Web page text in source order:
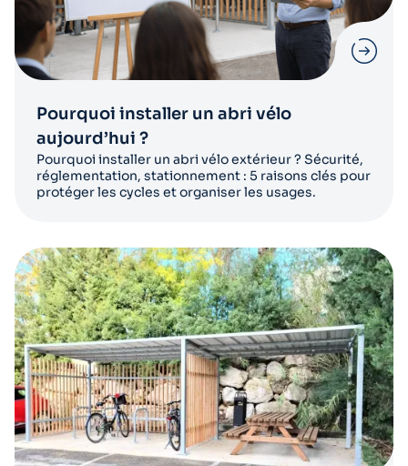
Pourquoi installer un abri vélo
aujourd’hui ?
Pourquoi installer un abri vélo extérieur ? Sécurité,
réglementation, stationnement : 5 raisons clés pour
protéger les cycles et organiser les usages.